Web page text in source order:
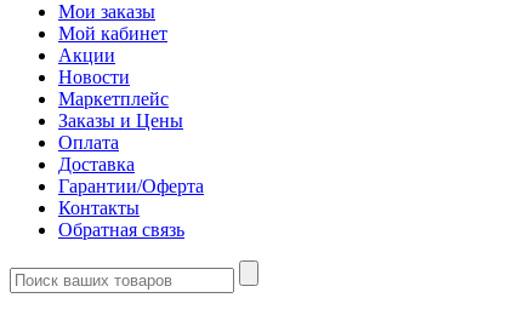
Мои заказы
Мой кабинет
Акции
Новости
Маркетплейс
Заказы и Цены
Оплата
Доставка
Гарантии/Оферта
Контакты
Обратная связь